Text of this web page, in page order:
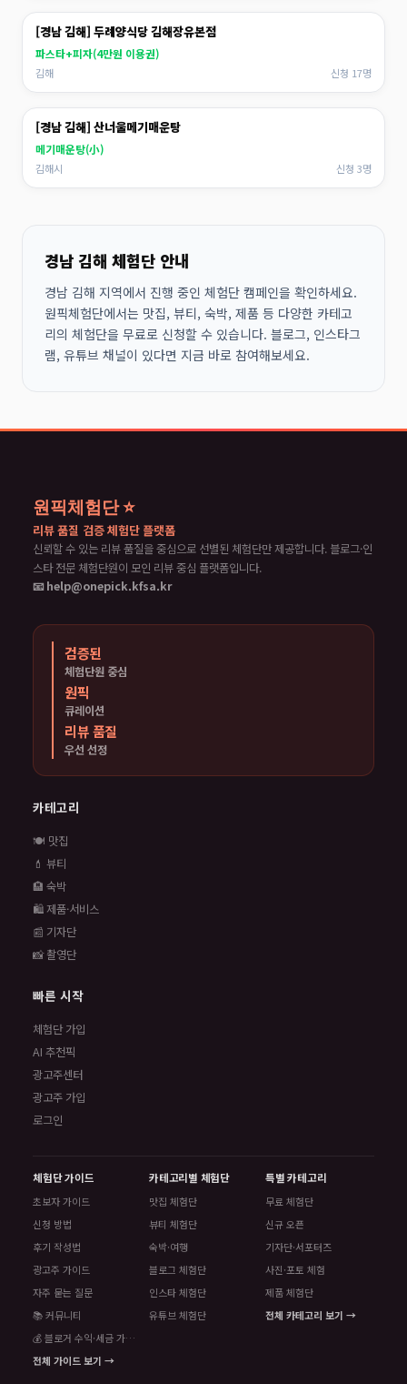
[경남 김해] 두례양식당 김해장유본점
파스타+피자(4만원 이용권)
김해 신청 17명
[경남 김해] 산너울메기매운탕
메기매운탕(小)
김해시 신청 3명
경남 김해 체험단 안내
경남 김해 지역에서 진행 중인 체험단 캠페인을 확인하세요.
원픽체험단에서는 맛집, 뷰티, 숙박, 제품 등 다양한 카테고
리의 체험단을 무료로 신청할 수 있습니다. 블로그, 인스타그
램, 유튜브 채널이 있다면 지금 바로 참여해보세요.
원픽체험단 ⭐
리뷰 품질 검증 체험단 플랫폼
신뢰할 수 있는 리뷰 품질을 중심으로 선별된 체험단만 제공합니다. 블로그·인
스타 전문 체험단원이 모인 리뷰 중심 플랫폼입니다.
📧 help@onepick.kfsa.kr
검증된
체험단원 중심
원픽
큐레이션
리뷰 품질
우선 선정
카테고리
🍽️ 맛집
💄 뷰티
🏨 숙박
🛍️ 제품·서비스
📰 기자단
📸 촬영단
빠른 시작
체험단 가입
AI 추천픽
광고주센터
광고주 가입
로그인
체험단 가이드
초보자 가이드
신청 방법
후기 작성법
광고주 가이드
자주 묻는 질문
📚 커뮤니티
💰 블로거 수익·세금 가이드
전체 가이드 보기 →
카테고리별 체험단
맛집 체험단
뷰티 체험단
숙박·여행
블로그 체험단
인스타 체험단
유튜브 체험단
특별 카테고리
무료 체험단
신규 오픈
기자단·서포터즈
사진·포토 체험
제품 체험단
전체 카테고리 보기 →